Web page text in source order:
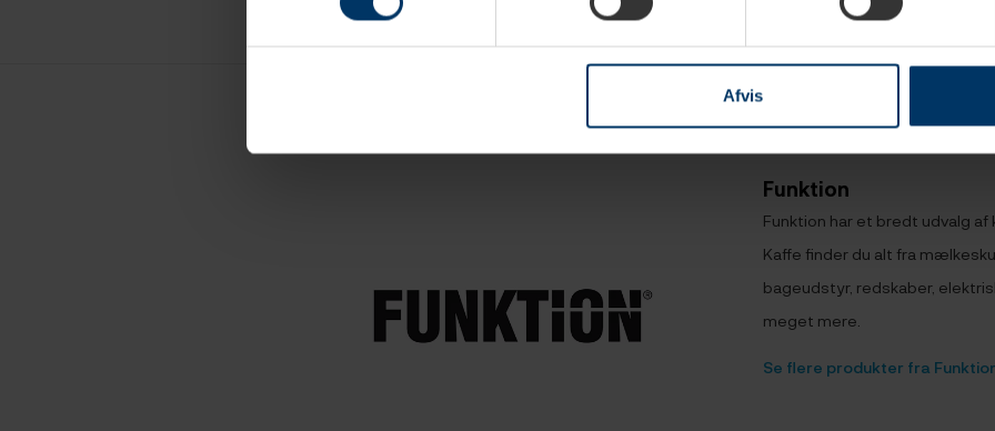
Afvis
Funktion
Funktion har et bredt udvalg
Kaffe finder du alt fra
bageudstyr, redskaber,
meget mere.
Se flere produkter fra